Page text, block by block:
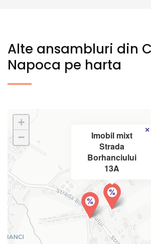
Alte ansambluri din
Napoca pe harta
Imobil mixt
Strada
Borhanciului
13A
×
+
−